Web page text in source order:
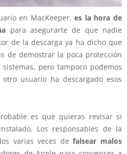
en MacKeeper, es la hora de
para asegurarte de que nadie
de la descarga ya ha dicho que
de demostrar la poca protección
pero tampoco podemos
usuario ha descargado esos
es que quieras revisar si
Los responsables de la
varias veces defalsear malos